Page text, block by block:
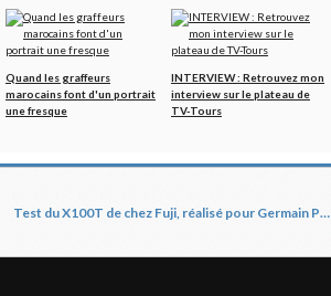
Quand les graffeurs
marocains font d'un portrait
une fresque
INTERVIEW : Retrouvez mon
interview sur le plateau de
TV-Tours
Test du X100T de chez Fuji, réalisé pour Germain Photo